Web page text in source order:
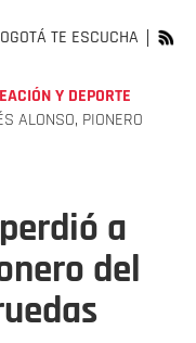
TE ESCUCHA
Y DEPORTE
ALONSO, PIONERO
a
del